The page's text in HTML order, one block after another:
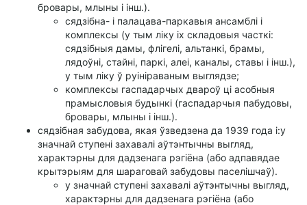
бровары, млыны і інш.).
сядзібна- і палацава-паркавыя ансамблі і
комплексы (у тым ліку іх складовыя часткі:
сядзібныя дамы, флігелі, альтанкі, брамы,
лядоўні, стайні, паркі, алеі, каналы, ставы і інш.),
у тым ліку ў руініраваным выглядзе;
комплексы гаспадарчых двароў ці асобныя
прамысловыя будынкі (гаспадарчыя пабудовы,
бровары, млыны і інш.).
сядзібная забудова, якая ўзведзена да 1939 года і:у
значнай ступені захавалі аўтэнтычны выгляд,
характэрны для дадзенага рэгіёна (або адпавядае
крытэрыям для шараговай забудовы паселішчаў).
у значнай ступені захавалі аўтэнтычны выгляд,
характэрны для дадзенага рэгіёна (або